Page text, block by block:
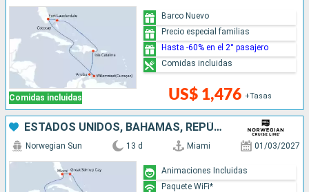
Comidas incluidas US$ 1,476 +Tasas
Barco Nuevo
Precio especial familias
Hasta -60% en el 2° pasajero
Comidas incluidas
ESTADOS UNIDOS, BAHAMAS, REPÚBLICA DOMINICANA, ARUBA, COLOMBIA, PANAMÁ, COSTA RICA
Norwegian Sun 13 d Miami 01/03/2027
Animaciones Incluidas
Paquete WiFi*